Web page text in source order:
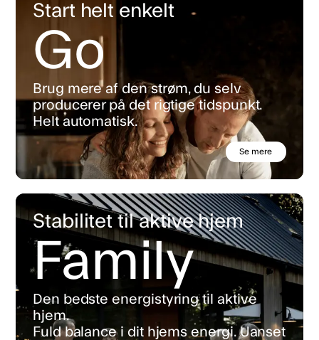
Start helt enkelt
Go
Brug mere af den strøm, du selv
producerer på det rigtige tidspunkt.
Helt automatisk.
Se mere
Stabilitet til aktive hjem
Family
Den bedste energistyring til aktive
hjem.
Fuld balance i dit hjems energi. Uanset